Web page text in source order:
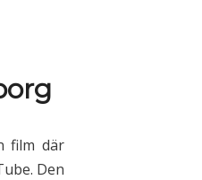
film där
Den